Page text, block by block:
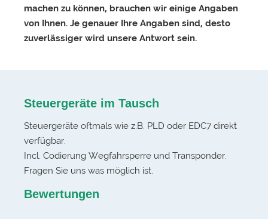
machen zu können, brauchen wir einige Angaben
von Ihnen. Je genauer Ihre Angaben sind, desto
zuverlässiger wird unsere Antwort sein.
Steuergeräte im Tausch
Steuergeräte oftmals wie z.B. PLD oder EDC7 direkt
verfügbar.
Incl. Codierung Wegfahrsperre und Transponder.
Fragen Sie uns was möglich ist.
Bewertungen